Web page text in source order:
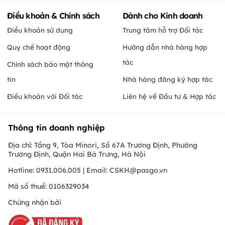
Điều khoản & Chính sách
Điều khoản sử dụng
Quy chế hoạt động
Chính sách bảo mật thông
tin
Điều khoản với Đối tác
Dành cho Kinh doanh
Trung tâm hỗ trợ Đối tác
Hướng dẫn nhà hàng hợp
tác
Nhà hàng đăng ký hợp tác
Liên hệ về Đầu tư & Hợp tác
Thông tin doanh nghiệp
Địa chỉ: Tầng 9, Tòa Minori, Số 67A Trương Định, Phường
Trương Định, Quận Hai Bà Trưng, Hà Nội
Hotline: 0931.006.005 | Email: CSKH@pasgo.vn
Mã số thuế: 0106329034
Chứng nhận bởi